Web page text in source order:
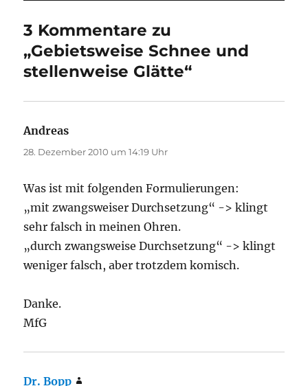
3 Kommentare zu
„Gebietsweise Schnee und
stellenweise Glätte“
Andreas
28. Dezember 2010 um 14:19 Uhr
Was ist mit folgenden Formulierungen:
„mit zwangsweiser Durchsetzung“ -> klingt
sehr falsch in meinen Ohren.
„durch zwangsweise Durchsetzung“ -> klingt
weniger falsch, aber trotzdem komisch.
Danke.
MfG
Dr. Bopp